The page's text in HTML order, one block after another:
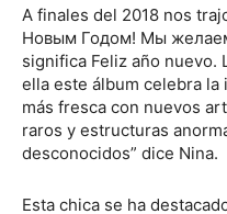
A finales del 2018 nos
Новым Годом! Мы
significa Feliz año nuevo.
ella este álbum celebra
más fresca con nuevos
raros y estructuras
desconocidos” dice Nina.
Esta chica se ha